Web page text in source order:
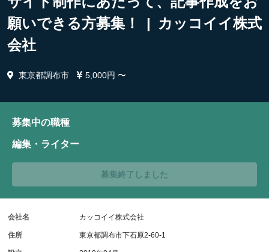
願いできる方募集！ | カッコイイ株式
会社
東京都調布市 5,000円 〜
募集中の職種
編集・ライター
募集終了しました
会社名 カッコイイ株式会社
住所 東京都調布市下石原2-60-1